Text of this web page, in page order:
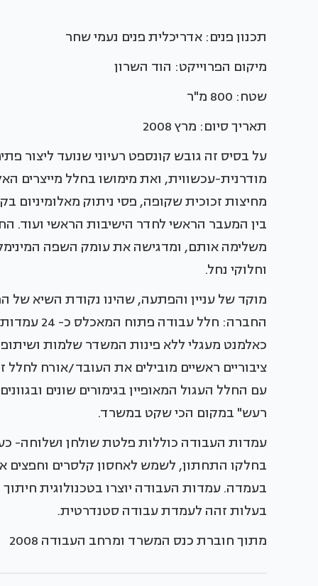
תכנון פנים: אדריכלית פנים נעמי שחר
מיקום הפרוייקט: הוד השרון
שטח: 800 מ"ר
תאריך סיום: מרץ 2008
על בסיס זה גובש קונספט רעיוני שנועד ליצור
מודרנית-עכשווית, ואת מימושו בחלל מייצרים
מחיצות זכוכית שקופה, פסי ניתוק מאלומיניום
בין המעבר הראשי לחדר הישיבות הראשי ועוד.
משלימה אותם, ומדגישה את עומק השפה
וחלוקי נחל.
מוקד של עניין והפתעה, שהינו נקודת השיא
החברה:
כאלמנט מעגלי ללא פינות המשדר שלמות
ציבוריים ראשיים מובילים את העובד/אורח
עם החלל העגול המאופיין בגימורים שונים
רעש" במקום הכי שקט במשרד.
עמדות העבודה כוללות פלטת שולחן ושלוחה-
בחלקו התחתון, לשמש לאחסון קלסרים וחפצים
בעלות זהה לעמדת עבודה סטנדרטית.
מתוך חוברת כנס המשרד ומרחב העבודה 2008